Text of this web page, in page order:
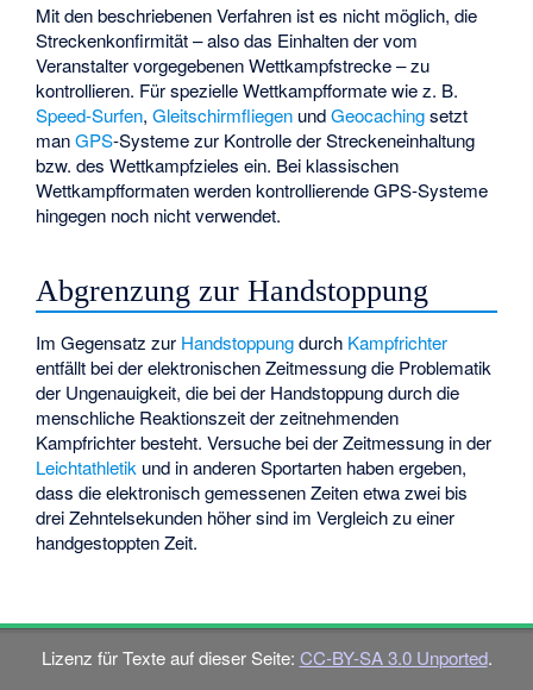
Mit den beschriebenen Verfahren ist es nicht möglich, die
Streckenkonfirmität – also das Einhalten der vom
Veranstalter vorgegebenen Wettkampfstrecke – zu
kontrollieren. Für spezielle Wettkampfformate wie z. B.
Speed-Surfen,Gleitschirmfliegen undGeocachingsetzt
manGPS-Systeme zur Kontrolle der Streckeneinhaltung
bzw. des Wettkampfzieles ein. Bei klassischen
Wettkampfformaten werden kontrollierende GPS-Systeme
hingegen noch nicht verwendet.
Abgrenzung zur Handstoppung
Im Gegensatz zur Handstoppungdurch Kampfrichter
entfällt bei der elektronischen Zeitmessung die Problematik
der Ungenauigkeit, die bei der Handstoppung durch die
menschliche Reaktionszeitder zeitnehmenden
Kampfrichter besteht. Versuche bei der Zeitmessung in der
Leichtathletik und in anderen Sportarten haben ergeben,
dass die elektronisch gemessenen Zeiten etwa zwei bis
drei Zehntelsekunden höher sind im Vergleich zu einer
handgestoppten Zeit.
Lizenz für Texte auf dieser Seite: CC-BY-SA 3.0 Unported.